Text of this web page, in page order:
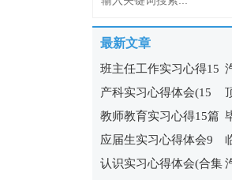
最新文章
班主任工作实习心得15
篇
产科实习心得体会(15
篇)
教师教育实习心得15篇
应届生实习心得体会9
篇
认识实习心得体会(合集